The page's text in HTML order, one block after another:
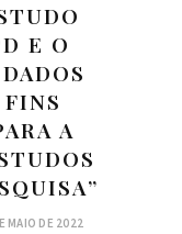
E O
A
MAIO DE 2022